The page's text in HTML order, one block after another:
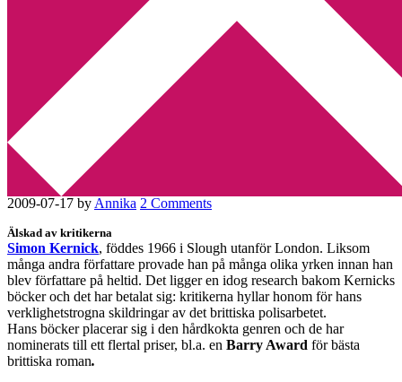
Utskriftscentralen
Min tv-blogg
You are here:Home
Recension: Simon Kernick: “En bra
dag att dö”
Recension: Simon Kernick:
“En bra dag att dö”
2009-07-17 by Annika 2 Comments
Älskad av kritikerna
Simon Kernick, föddes 1966 i Slough utanför London. Liksom
många andra författare provade han på många olika yrken innan han
blev författare på heltid. Det ligger en idog research bakom Kernicks
böcker och det har betalat sig: kritikerna hyllar honom för hans
verklighetstrogna skildringar av det brittiska polisarbetet.
Hans böcker placerar sig i den hårdkokta genren och de har
nominerats till ett flertal priser, bl.a. en Barry Award för bästa
brittiska roman.